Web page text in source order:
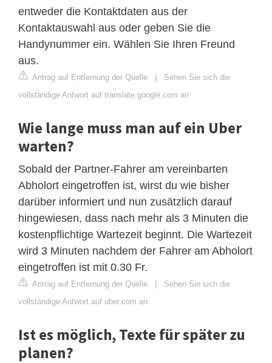
entweder die Kontaktdaten aus der
Kontaktauswahl aus oder geben Sie die
Handynummer ein. Wählen Sie Ihren Freund
aus.
Antrag auf Entfernung der Quelle | Sehen Sie sich die
vollständige Antwort auf translate.google.com an
Wie lange muss man auf ein Uber
warten?
Sobald der Partner-Fahrer am vereinbarten
Abholort eingetroffen ist, wirst du wie bisher
darüber informiert und nun zusätzlich darauf
hingewiesen, dass nach mehr als 3 Minuten die
kostenpflichtige Wartezeit beginnt. Die Wartezeit
wird 3 Minuten nachdem der Fahrer am Abholort
eingetroffen ist mit 0.30 Fr.
Antrag auf Entfernung der Quelle | Sehen Sie sich die
vollständige Antwort auf uber.com an
Ist es möglich, Texte für später zu
planen?